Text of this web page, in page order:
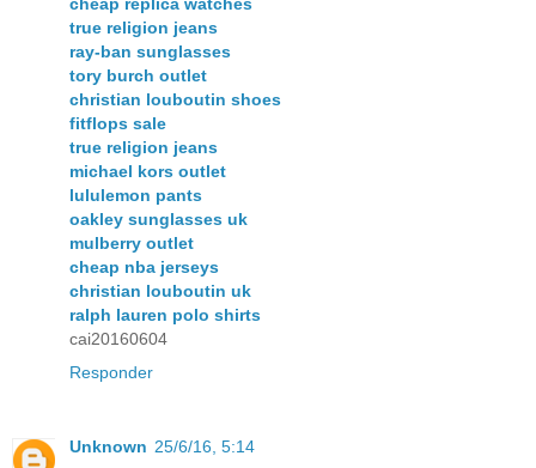
true religion jeans
ray-ban sunglasses
tory burch outlet
christian louboutin shoes
fitflops sale
true religion jeans
michael kors outlet
lululemon pants
oakley sunglasses uk
mulberry outlet
cheap nba jerseys
christian louboutin uk
ralph lauren polo shirts
cai20160604
Responder
Unknown 25/6/16, 5:14